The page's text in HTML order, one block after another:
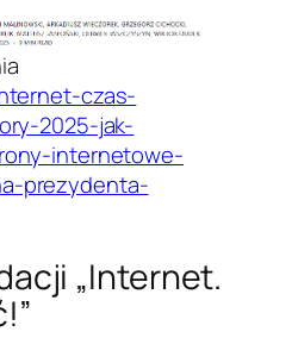
czas-
2025-jak-
internetowe-
prezydenta-
„Internet.